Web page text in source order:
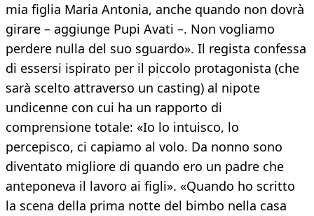
mia figlia Maria Antonia, anche quando non dovrà
girare – aggiunge Pupi Avati –. Non vogliamo
perdere nulla del suo sguardo». Il regista confessa
di essersi ispirato per il piccolo protagonista (che
sarà scelto attraverso un casting) al nipote
undicenne con cui ha un rapporto di
comprensione totale: «Io lo intuisco, lo
percepisco, ci capiamo al volo. Da nonno sono
diventato migliore di quando ero un padre che
anteponeva il lavoro ai figli». «Quando ho scritto
la scena della prima notte del bimbo nella casa